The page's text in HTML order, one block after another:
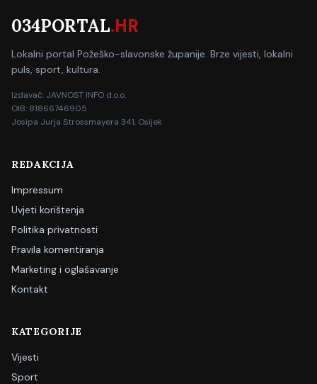
034PORTAL.HR
Lokalni portal Požeško-slavonske županije. Brze vijesti, lokalni
puls, sport, kultura.
Izdavač: JAVNOST INFO d.o.o.
OIB: 81866746905
Josipa Jurja Strossmayera 341, Osijek
REDAKCIJA
Impressum
Uvjeti korištenja
Politika privatnosti
Pravila komentiranja
Marketing i oglašavanje
Kontakt
KATEGORIJE
Vijesti
Sport